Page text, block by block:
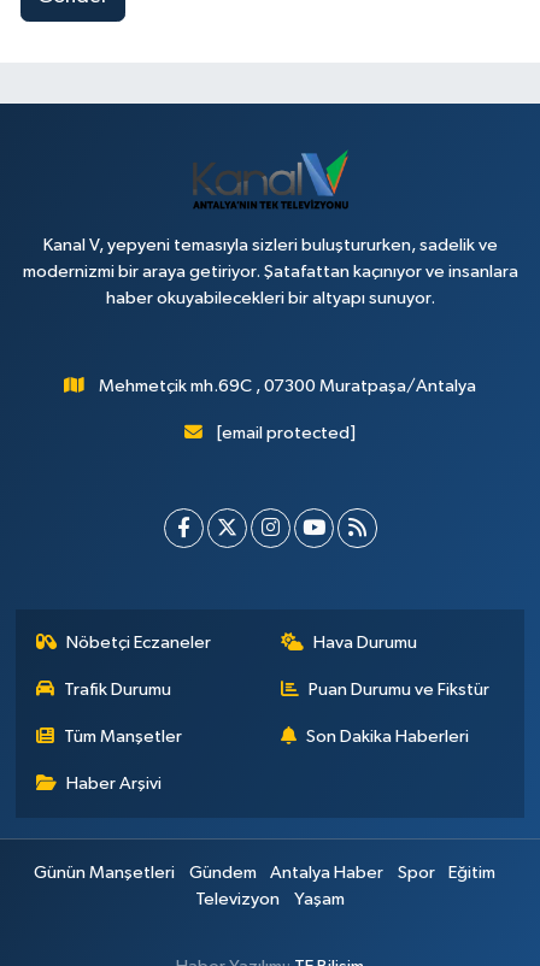
Kanal V, yepyeni temasıyla sizleri buluştururken, sadelik ve
modernizmi bir araya getiriyor. Şatafattan kaçınıyor ve insanlara
haber okuyabilecekleri bir altyapı sunuyor.
Mehmetçik mh.69C , 07300 Muratpaşa/Antalya
[email protected]
Nöbetçi Eczaneler Hava Durumu
Trafik Durumu Puan Durumu ve Fikstür
Tüm Manşetler Son Dakika Haberleri
Haber Arşivi
Günün Manşetleri Gündem Antalya Haber Spor
Eğitim
Televizyon
Yaşam